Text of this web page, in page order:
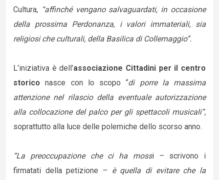
Cultura, “affinché vengano salvaguardati, in occasione
della prossima Perdonanza, i valori immateriali, sia
religiosi che culturali, della Basilica di Collemaggio”.
L’iniziativa è dell’associazione Cittadini per il centro
storico nasce con lo scopo “di porre la massima
attenzione nel rilascio della eventuale autorizzazione
alla collocazione del palco per gli spettacoli musicali”,
soprattutto alla luce delle polemiche dello scorso anno.
“La preoccupazione che ci ha mossi – scrivono i
firmatati della petizione – è quella di evitare che la